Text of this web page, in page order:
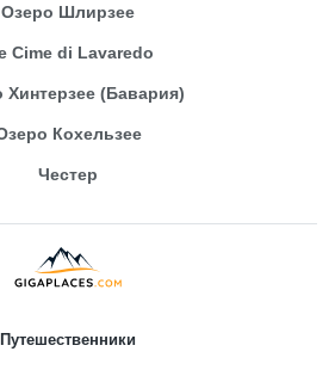
Озеро Шлирзее
Cime di Lavaredo
Хинтерзее (Бавария)
Кохельзее
Честер
Путешественники